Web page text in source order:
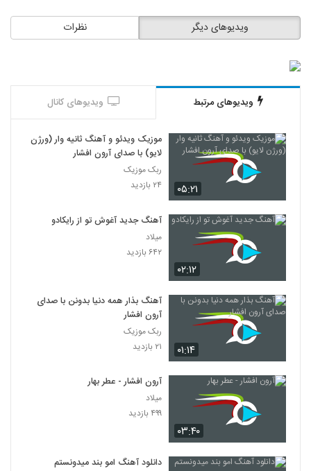
نظرات ویدیوهای دیگر
ویدیوهای مرتبط ویدیوهای کانال
۰۵:۲۱
موزیک ویدئو و آهنگ ثانیه وار (ورژن
لایو) با صدای آرون افشار
ربک موزیک
۲۴ بازدید
۰۲:۱۲
آهنگ جدید آغوش تو از رایکادو
میلاد
۶۴۲ بازدید
۰۱:۱۴
آهنگ بذار همه دنیا بدونن با صدای
آرون افشار
ربک موزیک
۲۱ بازدید
۰۳:۴۰
آرون افشار - عطر بهار
میلاد
۴۹۹ بازدید
دانلود آهنگ امو بند میدونستم